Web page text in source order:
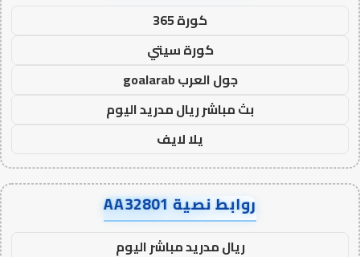
كورة 365
كورة سيتي
جول العرب goalarab
بث مباشر ريال مدريد اليوم
يلا لايف
روابط نصية AA32801
ريال مدريد مباشر اليوم